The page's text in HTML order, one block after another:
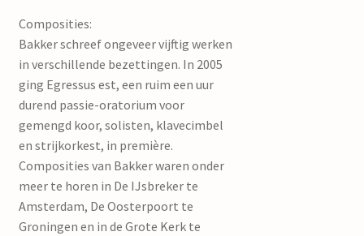
Composities:
Bakker schreef ongeveer vijftig werken
in verschillende bezettingen. In 2005
ging Egressus est, een ruim een uur
durend passie-oratorium voor
gemengd koor, solisten, klavecimbel
en strijkorkest, in première.
Composities van Bakker waren onder
meer te horen in De IJsbreker te
Amsterdam, De Oosterpoort te
Groningen en in de Grote Kerk te